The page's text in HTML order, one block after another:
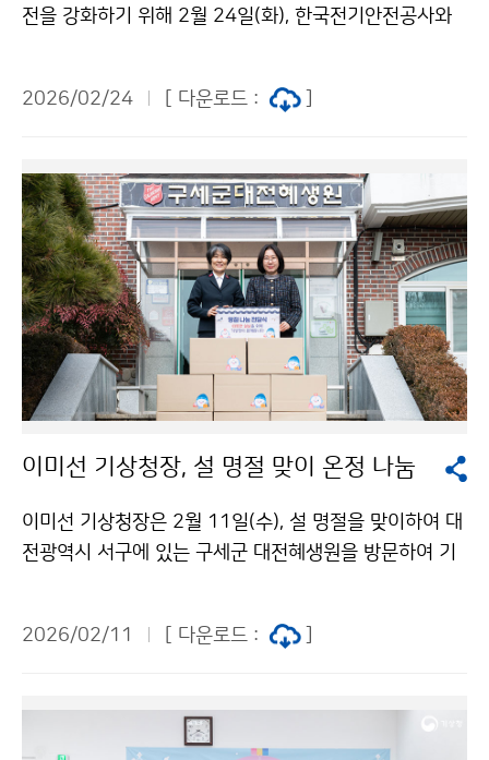
전을 강화하기 위해 2월 24일(화), 한국전기안전공사와
2026/02/24
[ 다운로드 :
이미선 기상청장, 설 명절 맞이 온정 나눔
이미선 기상청장은 2월 11일(수), 설 명절을 맞이하여 대
전광역시 서구에 있는 구세군 대전혜생원을 방문하여 기
2026/02/11
[ 다운로드 :